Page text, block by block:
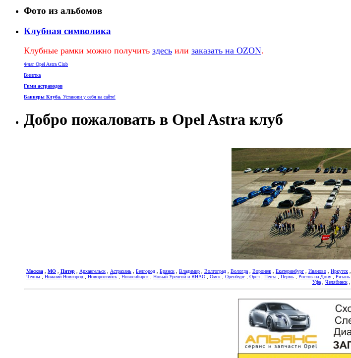
Фото из альбомов
Клубная символика
Клубные рамки можно получить здесь или заказать на OZON.
Флаг Opel Astra Club
Визитка
Гимн астраводов
Баннеры Клуба. Установи у себя на сайте!
Добро пожаловать в Opel Astra клуб
Москва , МО , Питер , Архангельск , Астрахань , Белгород , Брянск , Владимир , Волгоград , Вологда, Воронеж , Екатеринбург , Иваново , Иркутск ,
Челны , Нижний Новгород , Новороссийск , Новосибирск , Новый Уренгой и ЯНАО , Омск , Оренбург , Орёл , Пенза, Пермь , Ростов-на-Дону , Рязань
Уфа, Челябинск,